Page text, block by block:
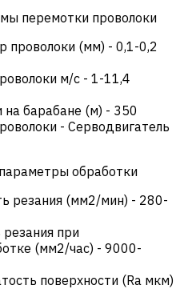
перемотки проволоки
проволоки (мм) - 0,1-0,2
м/с - 1-11,4
на барабане (м) - 350
- Серводвигатель
обработки
резания (мм2/мин) - 280-
при
(мм2/час) - 9000-
поверхности (Ra мкм)